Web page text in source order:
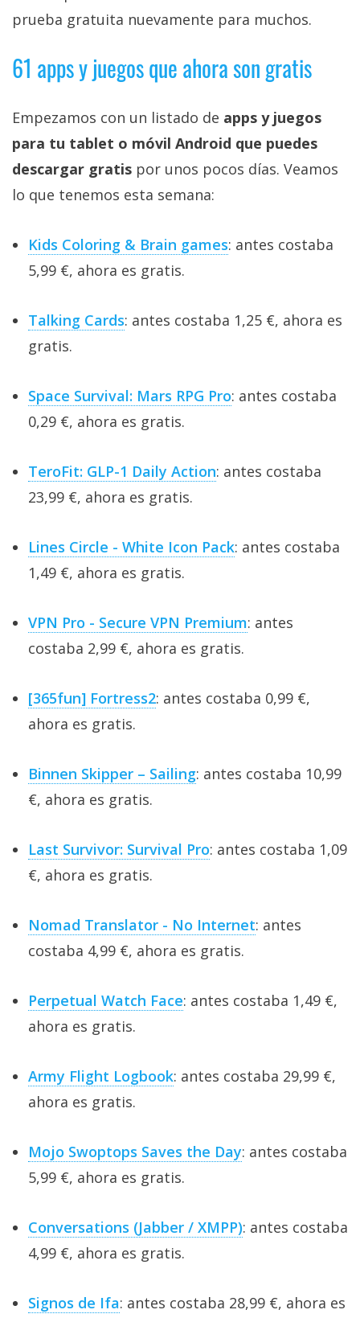
prueba gratuita nuevamente para muchos.
61 apps y juegos que ahora son gratis
Empezamos con un listado de apps y juegos
para tu tablet o móvil Android que puedes
descargar gratis por unos pocos días. Veamos
lo que tenemos esta semana:
Kids Coloring & Brain games: antes costaba
5,99 €, ahora es gratis.
Talking Cards: antes costaba 1,25 €, ahora es
gratis.
Space Survival: Mars RPG Pro: antes costaba
0,29 €, ahora es gratis.
TeroFit: GLP-1 Daily Action: antes costaba
23,99 €, ahora es gratis.
Lines Circle - White Icon Pack: antes costaba
1,49 €, ahora es gratis.
VPN Pro - Secure VPN Premium: antes
costaba 2,99 €, ahora es gratis.
[365fun] Fortress2: antes costaba 0,99 €,
ahora es gratis.
Binnen Skipper – Sailing: antes costaba 10,99
€, ahora es gratis.
Last Survivor: Survival Pro: antes costaba 1,09
€, ahora es gratis.
Nomad Translator - No Internet: antes
costaba 4,99 €, ahora es gratis.
Perpetual Watch Face: antes costaba 1,49 €,
ahora es gratis.
Army Flight Logbook: antes costaba 29,99 €,
ahora es gratis.
Mojo Swoptops Saves the Day: antes costaba
5,99 €, ahora es gratis.
Conversations (Jabber / XMPP): antes costaba
4,99 €, ahora es gratis.
Signos de Ifa: antes costaba 28,99 €, ahora es